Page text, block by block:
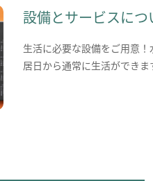
設備とサービスにつ
生活に必要な設備をご用意
居日から通常に生活ができま